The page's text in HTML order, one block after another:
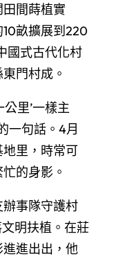
間蒔植實
畝擴展到220
國式古代化村
門村成。
公里’一樣主
一句話。4月
里，時常可
的身影。
事隊守護村
明扶植。在莊
進出出，他